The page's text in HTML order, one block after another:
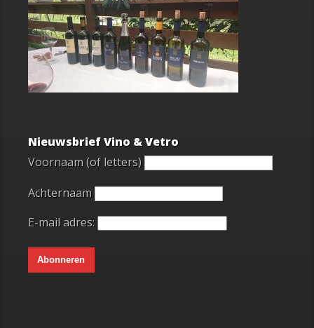
Nieuwsbrief Vino & Vetro
Voornaam (of letters)
Achternaam
E-mail adres: